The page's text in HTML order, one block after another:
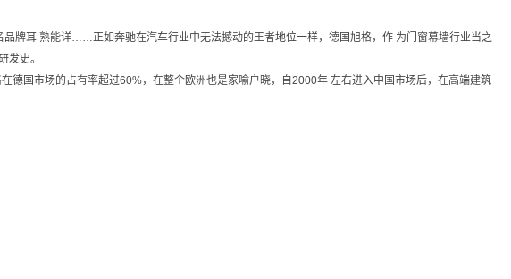
牌耳 熟能详……正如奔驰在汽车行业中无法撼动的王者地位一样，德国旭格，作 为门窗幕墙行业当之
发史。
国市场的占有率超过60%，在整个欧洲也是家喻户晓，自2000年 左右进入中国市场后，在高端建筑